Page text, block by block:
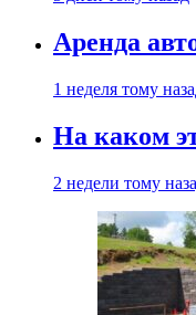
Аренда
1 неделя тому
На каком
2 недели тому